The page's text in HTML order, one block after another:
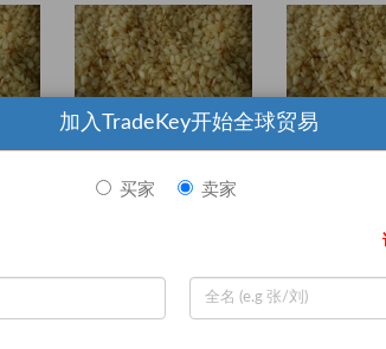
加入TradeKey开始全球贸易
买家 卖家
Sesame Seeds